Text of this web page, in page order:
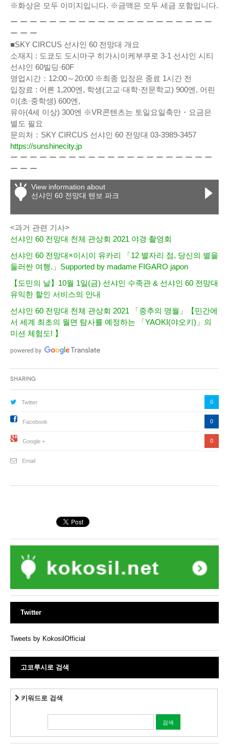
※화상은 모두 이미지입니다. ※금액은 모두 세금 포함입니다.
ー ー ー ー ー ー ー ー ー ー ー ー ー ー ー ー ー ー ー ー ー
ー ー ー
■SKY CIRCUS 선샤인 60 전망대 개요
소재지 : 도쿄도 도시마구 히가시이케부쿠로 3-1 선샤인 시티
선샤인 60빌딩·60F
영업시간：12:00～20:00 ※최종 입장은 종료 1시간 전
입장료 : 어른 1,200엔, 학생(고교·대학·전문학교) 900엔, 어린
이(초·중학생) 600엔,
유아(4세 이상) 300엔 ※VR콘텐츠는 토일요일축만・요금은
별도 필요
문의처：SKY CIRCUS 선샤인 60 전망대 03-3989-3457
https://sunshinecity.jp
ー ー ー ー ー ー ー ー ー ー ー ー ー ー ー ー ー ー ー ー ー
ー ー ー
View information about
선샤인 60 전망대 텐보 파크
<과거 관련 기사>
선샤인 60 전망대 천체 관상회 2021 야경 촬영회
선샤인 60 전망대×이시이 유카리 「12 별자리 점, 당신의 별을
둘러싼 여행.」Supported by madame FIGARO japon
【도민의 날】10월 1일(금) 선샤인 수족관 & 선샤인 60 전망대
유익한 할인 서비스의 안내
선샤인 60 전망대 천체 관상회 2021 「중추의 명월」【민간에
서 세계 최초의 월면 탐사를 예정하는 「YAOKI(야오키)」의
미션 체험도! 】
Sharing
Twitter 0
Facebook 0
Google + 0
Email
Twitter
Tweets by KokosilOfficial
고코루시로 검색
키워드로 검색